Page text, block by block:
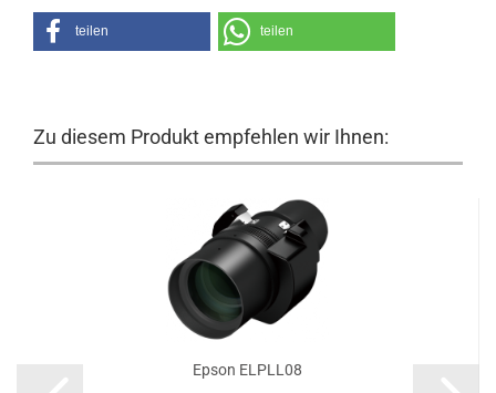
teilen teilen
Zu diesem Produkt empfehlen wir Ihnen:
Epson ELPLL08